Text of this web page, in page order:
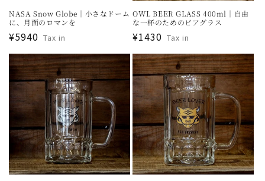
NASA Snow Globe｜小さなドーム
に、月面のロマンを
通
常
価
格
¥5940 Tax in
OWL BEER GLASS 400ml｜自由
な一杯のためのビアグラス
通
常
価
格
¥1430 Tax in